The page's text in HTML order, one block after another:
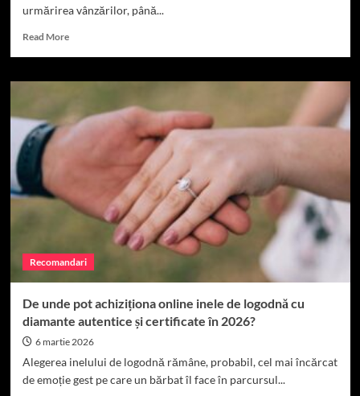
urmărirea vânzărilor, până...
Read MoreRead
Importanța
de
gestiune
pentru
optimizarea
operațiunilor
din
magazinul
Recomandari
De unde pot achiziționa online inele de logodnă cu
diamante autentice și certificate în 2026?
6 martie 2026
Alegerea inelului de logodnă rămâne, probabil, cel mai încărcat
de emoție gest pe care un bărbat îl face în parcursul...